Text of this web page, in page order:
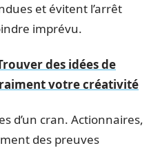
et évitent l’arrêt
imprévu.
des idées de
votre créativité
d’un cran. Actionnaires,
des preuves